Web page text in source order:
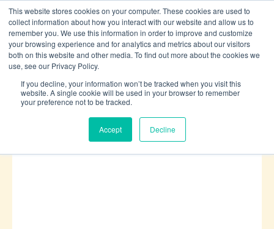
This website stores cookies on your computer. These cookies are used to
collect information about how you interact with our website and allow us to
remember you. We use this information in order to improve and customize
your browsing experience and for analytics and metrics about our visitors
both on this website and other media. To find out more about the cookies we
use, see our Privacy Policy.
If you decline, your information won’t be tracked when you visit this
website. A single cookie will be used in your browser to remember
your preference not to be tracked.
Accept Decline
資料請求・お問い合わせ menu
その民泊トラブル、放置すると年間100万円
規模の損失に？